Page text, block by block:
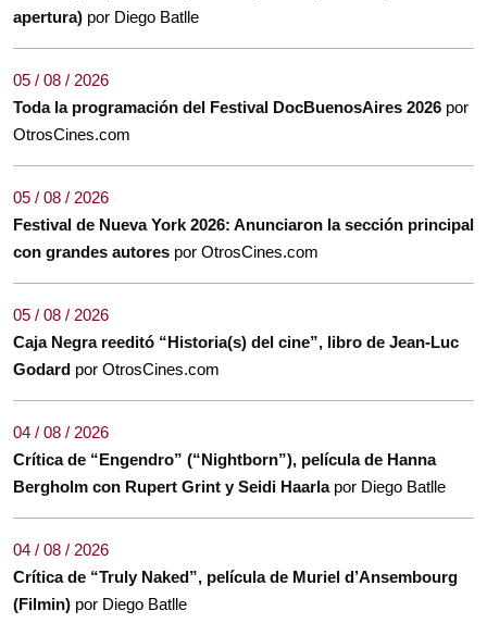
apertura) por Diego Batlle
05 / 08 / 2026
Toda la programación del Festival DocBuenosAires 2026 por
OtrosCines.com
05 / 08 / 2026
Festival de Nueva York 2026: Anunciaron la sección principal
con grandes autores por OtrosCines.com
05 / 08 / 2026
Caja Negra reeditó “Historia(s) del cine”, libro de Jean-Luc
Godard por OtrosCines.com
04 / 08 / 2026
Crítica de “Engendro” (“Nightborn”), película de Hanna
Bergholm con Rupert Grint y Seidi Haarla por Diego Batlle
04 / 08 / 2026
Crítica de “Truly Naked”, película de Muriel d’Ansembourg
(Filmin) por Diego Batlle